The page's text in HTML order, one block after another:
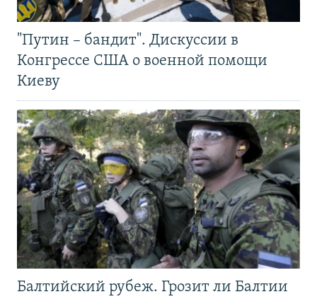
"Путин – бандит". Дискуссии в
Конгрессе США о военной помощи
Киеву
Балтийский рубеж. Грозит ли Балтии